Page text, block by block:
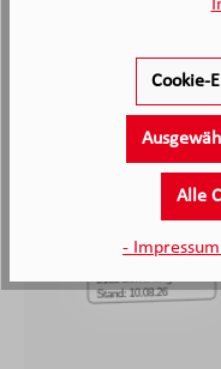
2138 Bewertungen
Stand: 10.08.26
4.4/5.0
Cookie-
Alle
- Impressum